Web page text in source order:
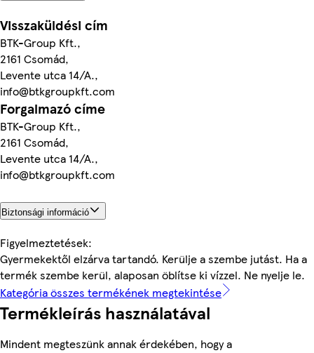
Visszaküldési cím
BTK-Group Kft.,
2161 Csomád,
Levente utca 14/A.,
info@btkgroupkft.com
Forgalmazó címe
BTK-Group Kft.,
2161 Csomád,
Levente utca 14/A.,
info@btkgroupkft.com
Biztonsági információ
Figyelmeztetések:
Gyermekektől elzárva tartandó. Kerülje a szembe jutást. Ha a
termék szembe kerül, alaposan öblítse ki vízzel. Ne nyelje le.
Kategória összes termékének megtekintése
Termékleírás használatával
Mindent megteszünk annak érdekében, hogy a